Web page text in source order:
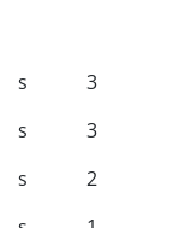
s
3
s
3
s
2